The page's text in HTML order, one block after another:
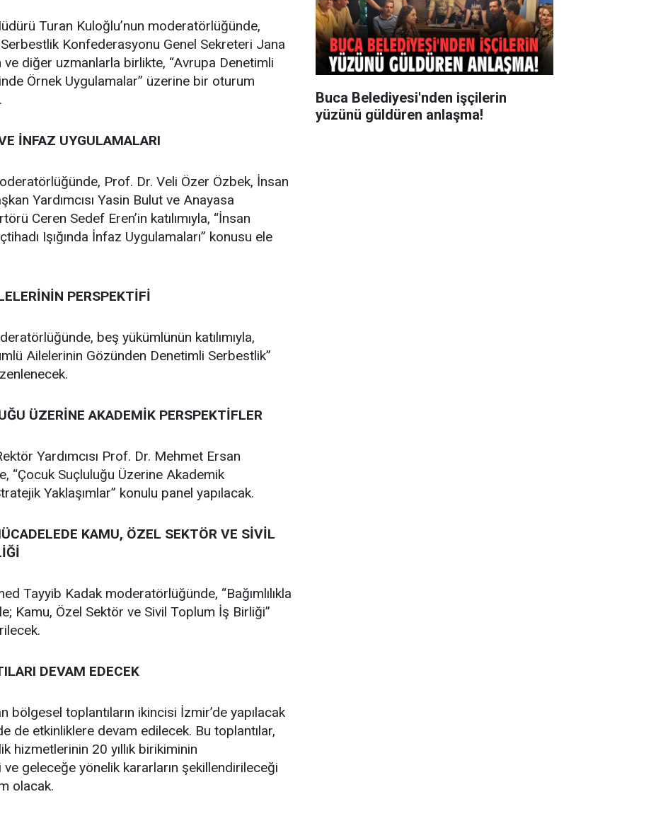
Turan Kuloğlu’nun moderatörlüğünde,
Konfederasyonu Genel Sekreteri Jana
diğer uzmanlarla birlikte, “Avrupa Denetimli
Örnek Uygulamalar” üzerine bir oturum
İNFAZ UYGULAMALARI
Prof. Dr. Veli Özer Özbek, İnsan
Yardımcısı Yasin Bulut ve Anayasa
Ceren Sedef Eren’in katılımıyla, “İnsan
Işığında İnfaz Uygulamaları” konusu ele
PERSPEKTİFİ
beş yükümlünün katılımıyla,
Ailelerinin Gözünden Denetimli Serbestlik”
ÜZERİNE AKADEMİK PERSPEKTİFLER
Yardımcısı Prof. Dr. Mehmet Ersan
“Çocuk Suçluluğu Üzerine Akademik
Yaklaşımlar” konulu panel yapılacak.
KAMU, ÖZEL SEKTÖR VE SİVİL
Tayyib Kadak moderatörlüğünde, “Bağımlılıkla
Kamu, Özel Sektör ve Sivil Toplum İş Birliği”
DEVAM EDECEK
bölgesel toplantıların ikincisi İzmir’de yapılacak
de etkinliklere devam edilecek. Bu toplantılar,
hizmetlerinin 20 yıllık birikiminin
geleceğe yönelik kararların şekillendirileceği
olacak.
Buca Belediyesi'nden işçilerin
yüzünü güldüren anlaşma!